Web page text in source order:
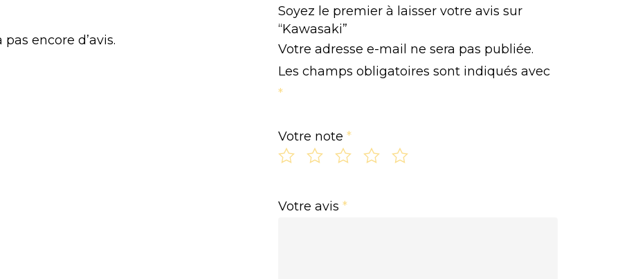
pas encore d’avis.
Soyez le premier à laisser votre avis sur
“Kawasaki”
Votre adresse e-mail ne sera pas publiée.
Les champs obligatoires sont indiqués avec
*
Votre note*
Votre avis*